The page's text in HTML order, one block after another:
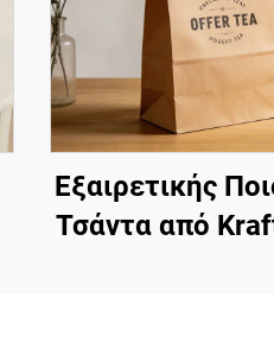
Εξαιρετικής
Τσάντα από